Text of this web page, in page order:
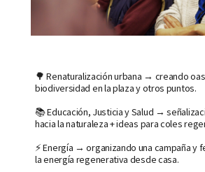
🌳 Renaturalización urbana → creando
biodiversidad en la plaza y otros puntos.
📚 Educación, Justicia y Salud →
hacia la naturaleza + ideas para coles
⚡ Energía → organizando una campaña y
la energía regenerativa desde casa.